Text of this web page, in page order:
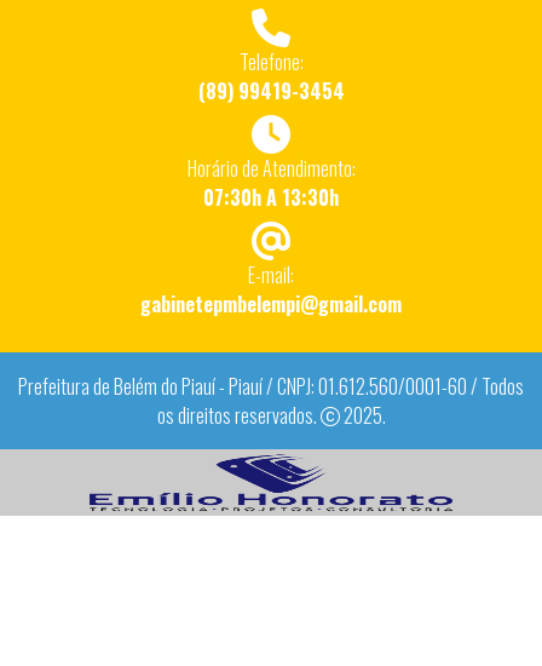
Telefone:
(89) 99419-3454
Horário de Atendimento:
07:30h A 13:30h
E-mail:
gabinetepmbelempi@gmail.com
Prefeitura de Belém do Piauí - Piauí / CNPJ: 01.612.560/0001-60 / Todos
os direitos reservados.
2025.